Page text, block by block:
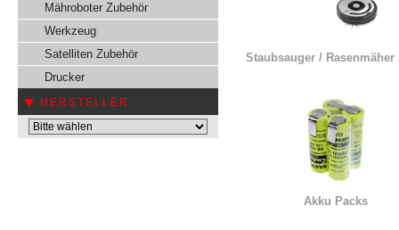
Mähroboter Zubehör
Werkzeug
Satelliten Zubehör
Drucker
HERSTELLER
Staubsauger / Rasenmäher
Akku Packs